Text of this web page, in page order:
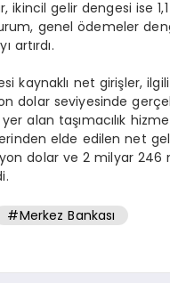
ikincil gelir dengesi ise
genel ödemeler
artırdı.
kaynaklı net girişler,
dolar seviyesinde
alan taşımacılık
elde edilen net
dolar ve 2 milyar 246
#Merkez Bankası